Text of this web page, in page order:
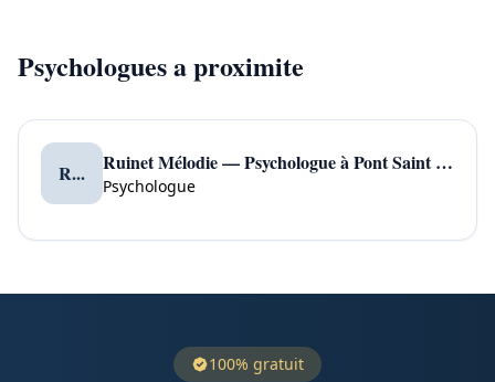
Psychologues a proximite
R... Ruinet Mélodie — Psychologue à Pont Saint Pierre
Psychologue
100% gratuit